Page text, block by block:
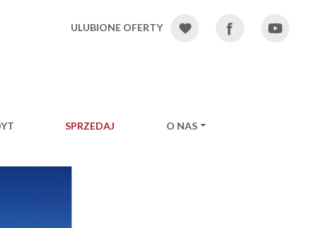
ULUBIONE OFERTY
SPRZEDAJ O NAS